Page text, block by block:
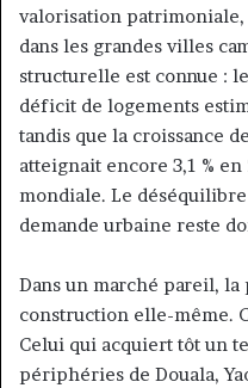
valorisation patrimoniale,
dans les grandes villes
structurelle est connue :
déficit de logements
tandis que la croissance
atteignait encore 3,1 %
mondiale. Le
demande urbaine reste
Dans un marché pareil, la
construction elle-même.
Celui qui acquiert tôt un
périphéries de Douala,